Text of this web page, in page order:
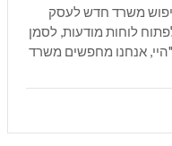
משרד חדש לעסק
לוחות מודעות, לסמן
אנחנו מחפשים משרד